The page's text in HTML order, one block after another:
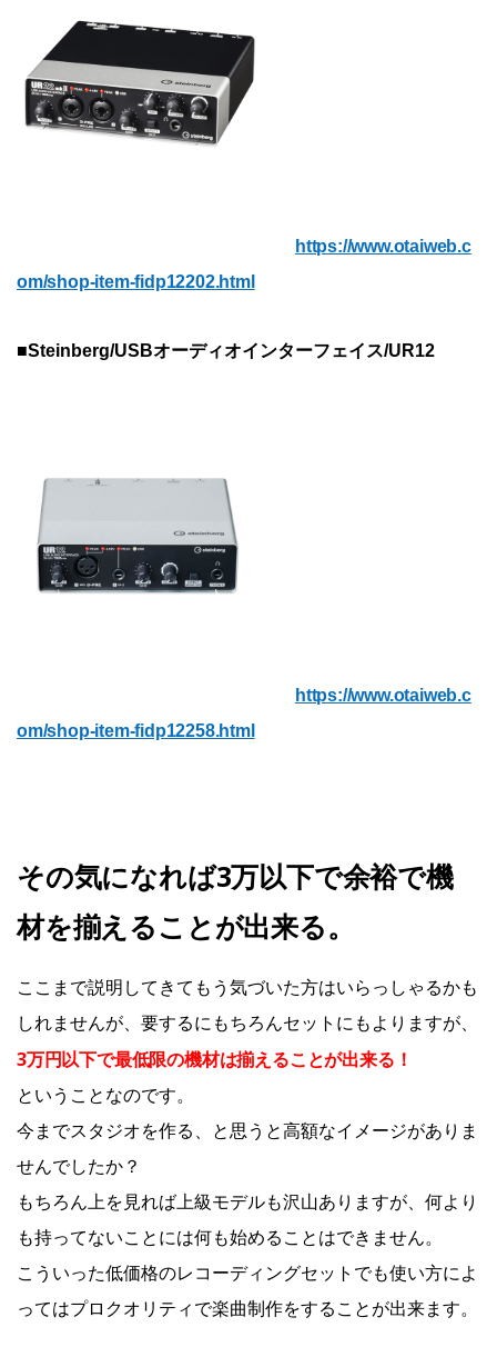
https://www.otaiweb.c
om/shop-item-fidp12202.html
■Steinberg/USBオーディオインターフェイス/UR12
https://www.otaiweb.c
om/shop-item-fidp12258.html
その気になれば3万以下で余裕で機
材を揃えることが出来る。
ここまで説明してきてもう気づいた方はいらっしゃるかも
しれませんが、要するにもちろんセットにもよりますが、
3万円以下で最低限の機材は揃えることが出来る！
ということなのです。
今までスタジオを作る、と思うと高額なイメージがありま
せんでしたか？
もちろん上を見れば上級モデルも沢山ありますが、何より
も持ってないことには何も始めることはできません。
こういった低価格のレコーディングセットでも使い方によ
ってはプロクオリティで楽曲制作をすることが出来ます。